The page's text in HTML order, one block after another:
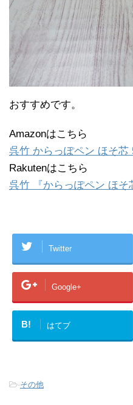
おすすめです。
Amazonはこちら
呉竹 からっぽペン ほそ芯
Rakutenはこちら
呉竹 『からっぽペン ほそ
Twitter
Google+
B! はてブ
-その他